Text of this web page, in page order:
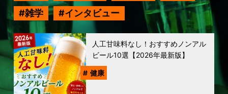
雑学
インタビュー
人工甘味料なし！おすすめノンアル
ビール10選【2026年最新版】
健康